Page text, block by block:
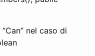
nel caso di